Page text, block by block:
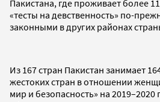
Пакистана, где проживает более
«тесты на девственность» по-
законными в других районах
Из 167 стран Пакистан занимает
жестоких стран в отношении
мир и безопасность» на